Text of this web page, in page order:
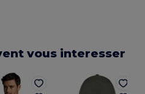
vous interesser